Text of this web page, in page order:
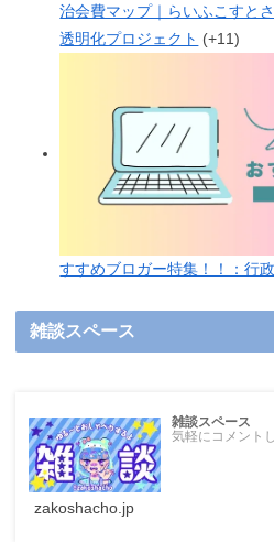
治会費マップ｜らいふこすと
透明化プロジェクト
+11
すすめブロガー特集！！：行
雑談スペース
雑談スペース
気軽にコメント
zakoshacho.jp